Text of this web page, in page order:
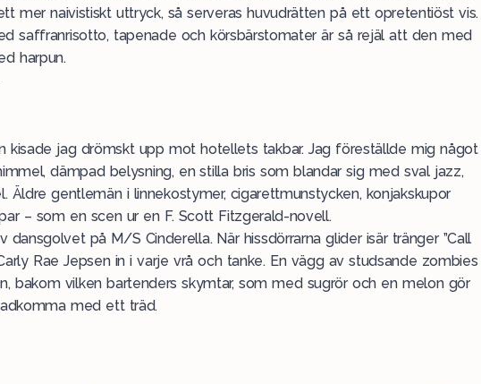
mer naivistiskt uttryck, så serveras huvudrätten på ett opretentiöst vis.
saffranrisotto, tapenade och körsbärstomater är så rejäl att den med
harpun.
kisade jag drömskt upp mot hotellets takbar. Jag föreställde mig något
dämpad belysning, en stilla bris som blandar sig med sval jazz,
Äldre gentlemän i linnekostymer, cigarettmunstycken, konjakskupor
– som en scen ur en F. Scott Fitzgerald-novell.
dansgolvet på M/S Cinderella. När hissdörrarna glider isär tränger ”Call
Rae Jepsen in i varje vrå och tanke. En vägg av studsande zombies
bakom vilken bartenders skymtar, som med sugrör och en melon gör
med ett träd.